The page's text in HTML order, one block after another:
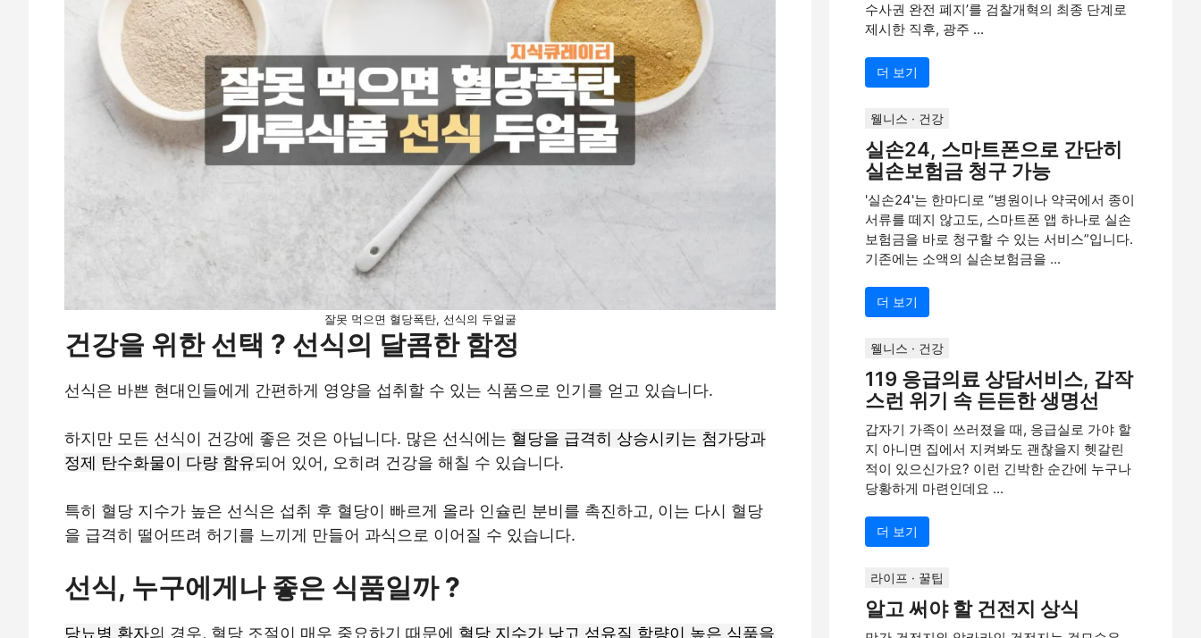
잘못 먹으면 혈당폭탄, 선식의 두얼굴
건강을 위한 선택 ? 선식의 달콤한 함정
선식은 바쁜 현대인들에게 간편하게 영양을 섭취할 수 있는 식품으로 인기를 얻고 있습니다.
하지만 모든 선식이 건강에 좋은 것은 아닙니다. 많은 선식에는 혈당을 급격히 상승시키는 첨가당과
정제 탄수화물이 다량 함유되어 있어, 오히려 건강을 해칠 수 있습니다.
특히 혈당 지수가 높은 선식은 섭취 후 혈당이 빠르게 올라 인슐린 분비를 촉진하고, 이는 다시 혈당
을 급격히 떨어뜨려 허기를 느끼게 만들어 과식으로 이어질 수 있습니다.
선식, 누구에게나 좋은 식품일까 ?
당뇨병 환자의 경우, 혈당 조절이 매우 중요하기 때문에 혈당 지수가 낮고 섬유질 함량이 높은 식품을
수사권 완전 폐지’를 검찰개혁의 최종 단계로
제시한 직후, 광주 ...
더 보기
웰니스 · 건강
실손24, 스마트폰으로 간단히
실손보험금 청구 가능
'실손24'는 한마디로 “병원이나 약국에서 종이
서류를 떼지 않고도, 스마트폰 앱 하나로 실손
보험금을 바로 청구할 수 있는 서비스”입니다.
기존에는 소액의 실손보험금을 ...
더 보기
웰니스 · 건강
119 응급의료 상담서비스, 갑작
스런 위기 속 든든한 생명선
갑자기 가족이 쓰러졌을 때, 응급실로 가야 할
지 아니면 집에서 지켜봐도 괜찮을지 헷갈린
적이 있으신가요? 이런 긴박한 순간에 누구나
당황하게 마련인데요 ...
더 보기
라이프 · 꿀팁
알고 써야 할 건전지 상식